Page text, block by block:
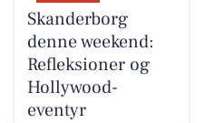
Skanderborg
denne weekend:
Refleksioner og
Hollywood-
eventyr